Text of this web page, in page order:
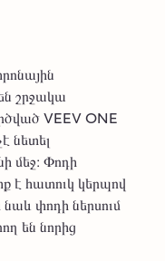
շրջակա
VEEV ONE
նետել
մեջ։ Փոդի
է հատուկ կերպով
փոդի ներսում
են նորից